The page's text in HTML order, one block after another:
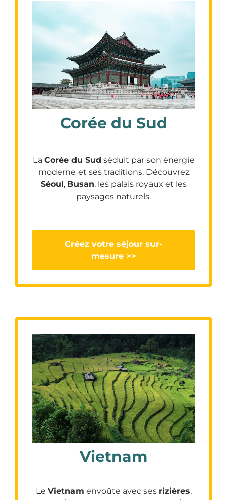
Corée du Sud
La Corée du Sud séduit par son énergie
moderne et ses traditions. Découvrez
Séoul, Busan, les palais royaux et les
paysages naturels.
Créez votre séjour sur-
mesure >>
Vietnam
Le Vietnam envoûte avec ses rizières,